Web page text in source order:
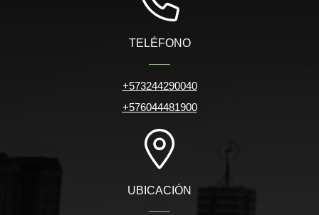
TELÉFONO
+573244290040
+576044481900
UBICACIÓN